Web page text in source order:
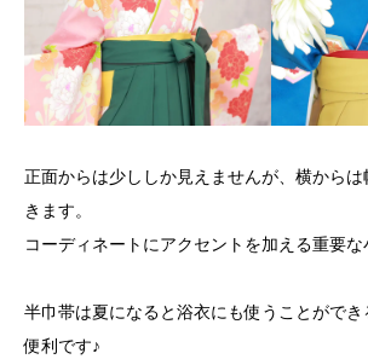
正面からは少ししか見えませんが、横から
きます。
コーディネートにアクセントを加える重要な
半巾帯は夏になると浴衣にも使うことができ
便利です♪